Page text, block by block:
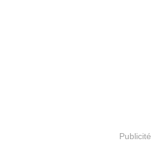
Publicité